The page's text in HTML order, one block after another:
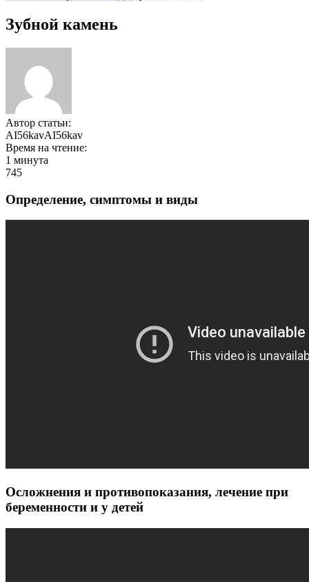
Зубной камень
Автор статьи:
AI56kavAI56kav
Время на чтение:
1 минута
745
Определение, симптомы и виды
Осложнения и противопоказания, лечение при
беременности и у детей